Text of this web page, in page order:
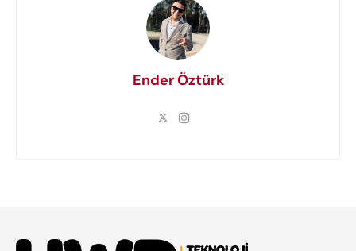
Ender Öztürk